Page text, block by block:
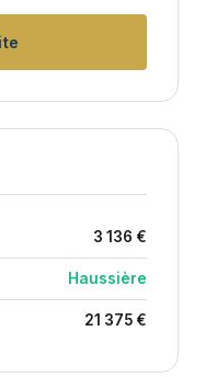
3 136 €
Haussière
21 375 €